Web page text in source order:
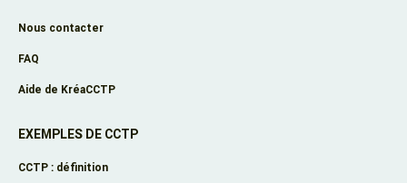
Nous contacter
FAQ
Aide de KréaCCTP
EXEMPLES DE CCTP
CCTP : définition